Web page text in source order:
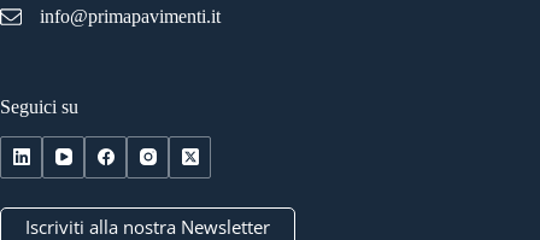
info@primapavimenti.it
Seguici su
Iscriviti alla nostra Newsletter